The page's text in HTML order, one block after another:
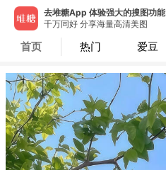
去堆糖App 体验强大的搜图功能
千万同好 分享海量高清美图
首页 热门 爱豆